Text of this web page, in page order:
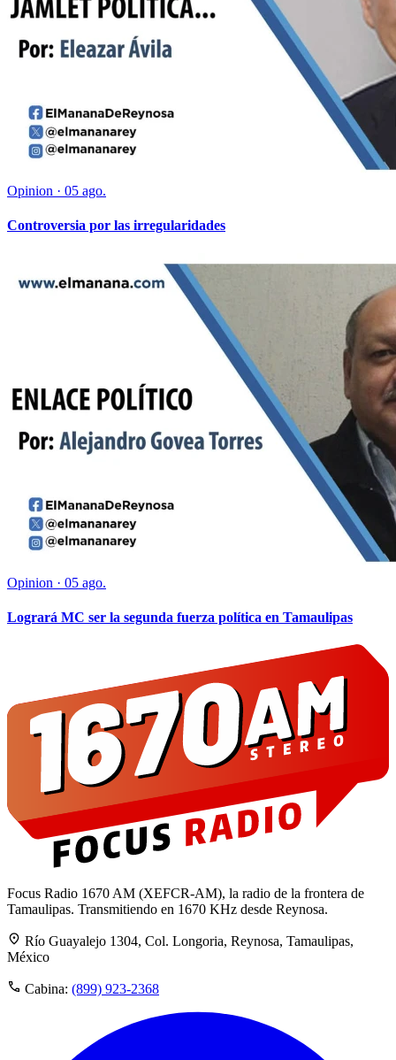
Opinion · 05 ago.
Controversia por las irregularidades
Opinion · 05 ago.
Logrará MC ser la segunda fuerza política en Tamaulipas
Focus Radio 1670 AM (XEFCR-AM), la radio de la frontera de
Tamaulipas. Transmitiendo en 1670 KHz desde Reynosa.
Río Guayalejo 1304, Col. Longoria, Reynosa, Tamaulipas,
México
Cabina: (899) 923-2368